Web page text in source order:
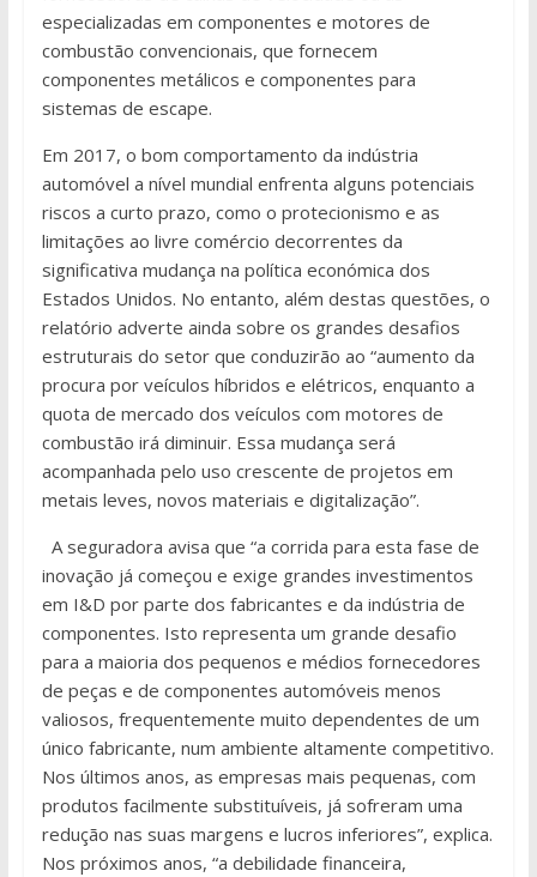
especializadas em componentes e motores de
combustão convencionais, que fornecem
componentes metálicos e componentes para
sistemas de escape.
Em 2017, o bom comportamento da indústria
automóvel a nível mundial enfrenta alguns potenciais
riscos a curto prazo, como o protecionismo e as
limitações ao livre comércio decorrentes da
significativa mudança na política económica dos
Estados Unidos. No entanto, além destas questões, o
relatório adverte ainda sobre os grandes desafios
estruturais do setor que conduzirão ao “aumento da
procura por veículos híbridos e elétricos, enquanto a
quota de mercado dos veículos com motores de
combustão irá diminuir. Essa mudança será
acompanhada pelo uso crescente de projetos em
metais leves, novos materiais e digitalização”.
A seguradora avisa que “a corrida para esta fase de
inovação já começou e exige grandes investimentos
em I&D por parte dos fabricantes e da indústria de
componentes. Isto representa um grande desafio
para a maioria dos pequenos e médios fornecedores
de peças e de componentes automóveis menos
valiosos, frequentemente muito dependentes de um
único fabricante, num ambiente altamente competitivo.
Nos últimos anos, as empresas mais pequenas, com
produtos facilmente substituíveis, já sofreram uma
redução nas suas margens e lucros inferiores”, explica.
Nos próximos anos, “a debilidade financeira,